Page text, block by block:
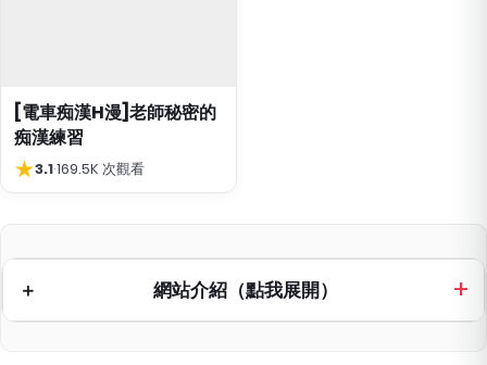
[電車痴漢H漫]老師秘密的
痴漢練習
★3.1·169.5K 次觀看
網站介紹（點我展開）